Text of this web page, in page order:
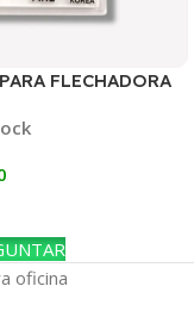
FLECHADORA
oficina